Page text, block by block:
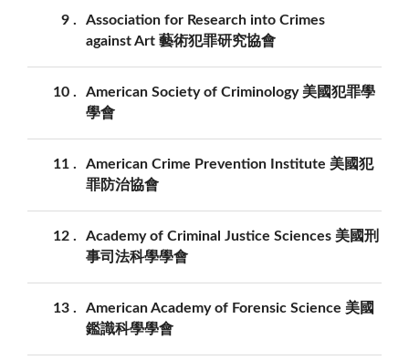
9
Association for Research into Crimes
against Art 藝術犯罪研究協會
10
American Society of Criminology 美國犯罪學
學會
11
American Crime Prevention Institute 美國犯
罪防治協會
12
Academy of Criminal Justice Sciences 美國刑
事司法科學學會
13
American Academy of Forensic Science 美國
鑑識科學學會